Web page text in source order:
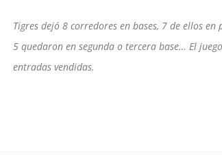
Tigres dejó 8 corredores en bases, 7 de ellos
5 quedaron en segunda o tercera base… El
entradas vendidas.